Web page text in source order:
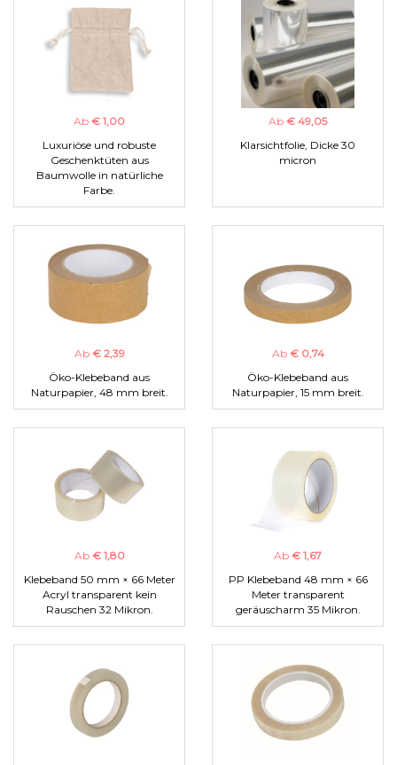
Ab € 1,00
Luxuriöse und robuste
Geschenktüten aus
Baumwolle in natürliche
Farbe.
Ab € 49,05
Klarsichtfolie, Dicke 30
micron
Ab € 2,39
Öko-Klebeband aus
Naturpapier, 48 mm breit.
Ab € 0,74
Öko-Klebeband aus
Naturpapier, 15 mm breit.
Ab € 1,80
Klebeband 50 mm × 66 Meter
Acryl transparent kein
Rauschen 32 Mikron.
Ab € 1,67
PP Klebeband 48 mm × 66
Meter transparent
geräuscharm 35 Mikron.